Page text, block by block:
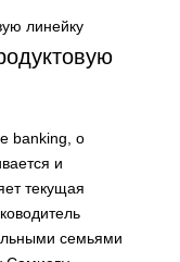
banking, о
и
текущая
семьями